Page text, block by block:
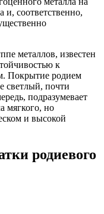
и, соответственно,
металлов, известен
к
Покрытие родием
светлый, почти
подразумевает
мягкого, но
и высокой
родиевого